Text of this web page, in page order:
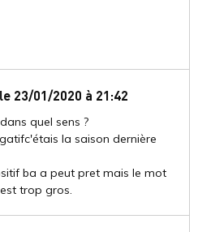
le 23/01/2020 à 21:42
quel sens ?
la saison dernière
ba a peut pret mais le mot
trop gros.